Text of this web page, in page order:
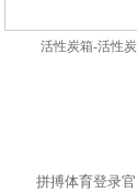
活性炭箱-活性
拼搏体育登录